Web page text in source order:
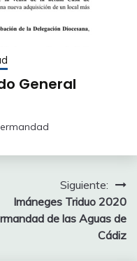
General
Siguiente:
Imáneges Triduo 2020
de las Aguas de
Cádiz